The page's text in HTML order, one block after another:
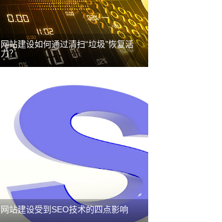
网站建设如何通过清扫“垃圾”恢复活
力？
网站建设受到SEO技术的四点影响
SEO的过程，SEO技术对网
站建...
网站建设
当前企业网站建设基本上都大
同小异，若想获得用户青睐，
更大限度的发挥出网站作用，
需要注意一些细节的设计制
作，今天昭歌信息推荐一下搜
索...
网站建设